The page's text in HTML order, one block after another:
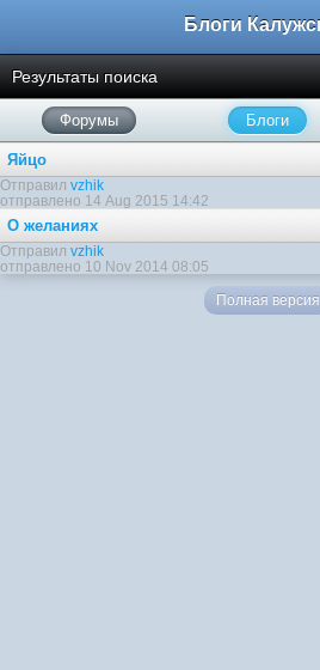
Результаты поиска
Форумы Блоги
Яйцо
Отправил vzhik
отправлено 14 Aug 2015 14:42
О желаниях
Отправил vzhik
отправлено 10 Nov 2014 08:05
Полная версия